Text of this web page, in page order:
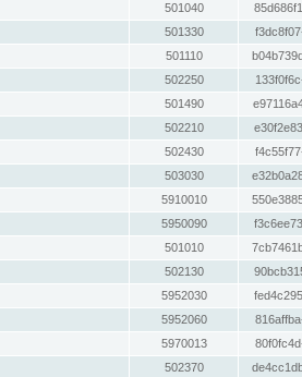
501040
501330
501110
502250
501490
502210
502430
503030
5910010
5950090
501010
502130
5952030
5952060
5970013
502370